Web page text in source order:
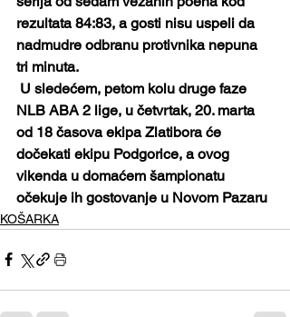
rezultata 84:83, a gosti nisu uspeli da
nadmudre odbranu protivnika nepuna
tri minuta.
U sledećem, petom kolu druge faze
NLB ABA 2 lige, u četvrtak, 20. marta
od 18 časova ekipa Zlatibora će
dočekati ekipu Podgorice, a ovog
vikenda u domaćem šampionatu
očekuje ih gostovanje u Novom Pazaru
KOŠARKA